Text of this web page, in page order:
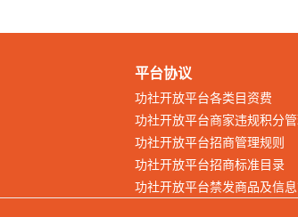
平台协议
功社开放平台各类目资费
功社开放平台商家违规积分
功社开放平台招商管理规则
功社开放平台招商标准目录
功社开放平台禁发商品及信